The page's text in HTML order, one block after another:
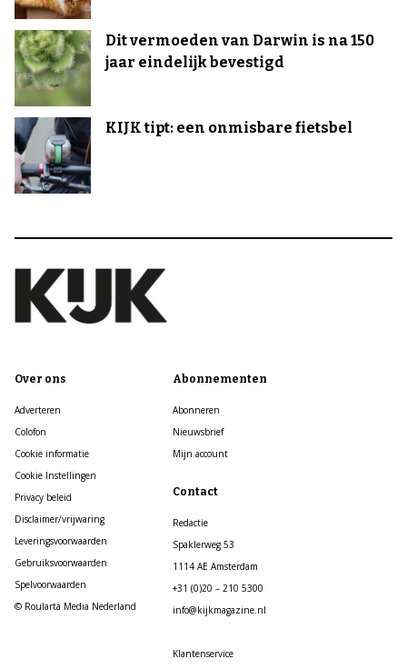
Dit vermoeden van Darwin is na 150
jaar eindelijk bevestigd
KIJK tipt: een onmisbare fietsbel
Over ons
Adverteren
Colofon
Cookie informatie
Cookie Instellingen
Privacy beleid
Disclaimer/vrijwaring
Leveringsvoorwaarden
Gebruiksvoorwaarden
Spelvoorwaarden
© Roularta Media Nederland
Abonnementen
Abonneren
Nieuwsbrief
Mijn account
Contact
Redactie
Spaklerweg 53
1114 AE Amsterdam
+31 (0)20 – 210 5300
info@kijkmagazine.nl
Klantenservice